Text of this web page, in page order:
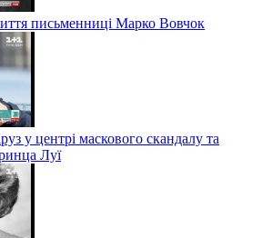
письменниці Марко Вовчок
у центрі маскового скандалу та
Луї